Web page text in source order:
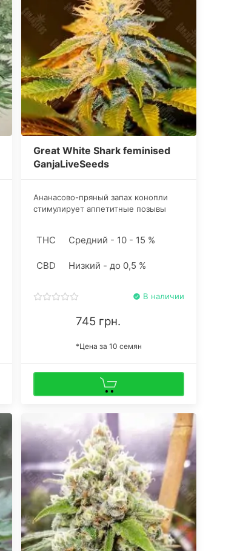
Great White Shark feminised
GanjaLiveSeeds
Ананасово-пряный запах конопли
стимулирует аппетитные позывы
разноплановой гаммой цитруса и
THC Средний - 10 - 15 %
CBD Низкий - до 0,5 %
В наличии
745 грн.
*Цена за 10 семян